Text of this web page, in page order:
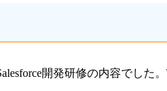
開発研修の内容でした